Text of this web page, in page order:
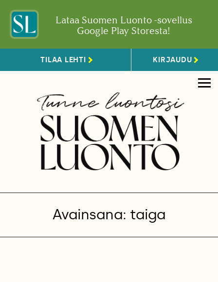
Lataa Suomen Luonto -sovellus
Google Play Storesta!
TILAA LEHTI KIRJAUDU
Avainsana: taiga